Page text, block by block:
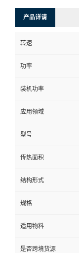
产品详请
转速
功率
装机功率
应用领域
型号
传热面积
结构形式
规格
适用物料
是否跨境货源